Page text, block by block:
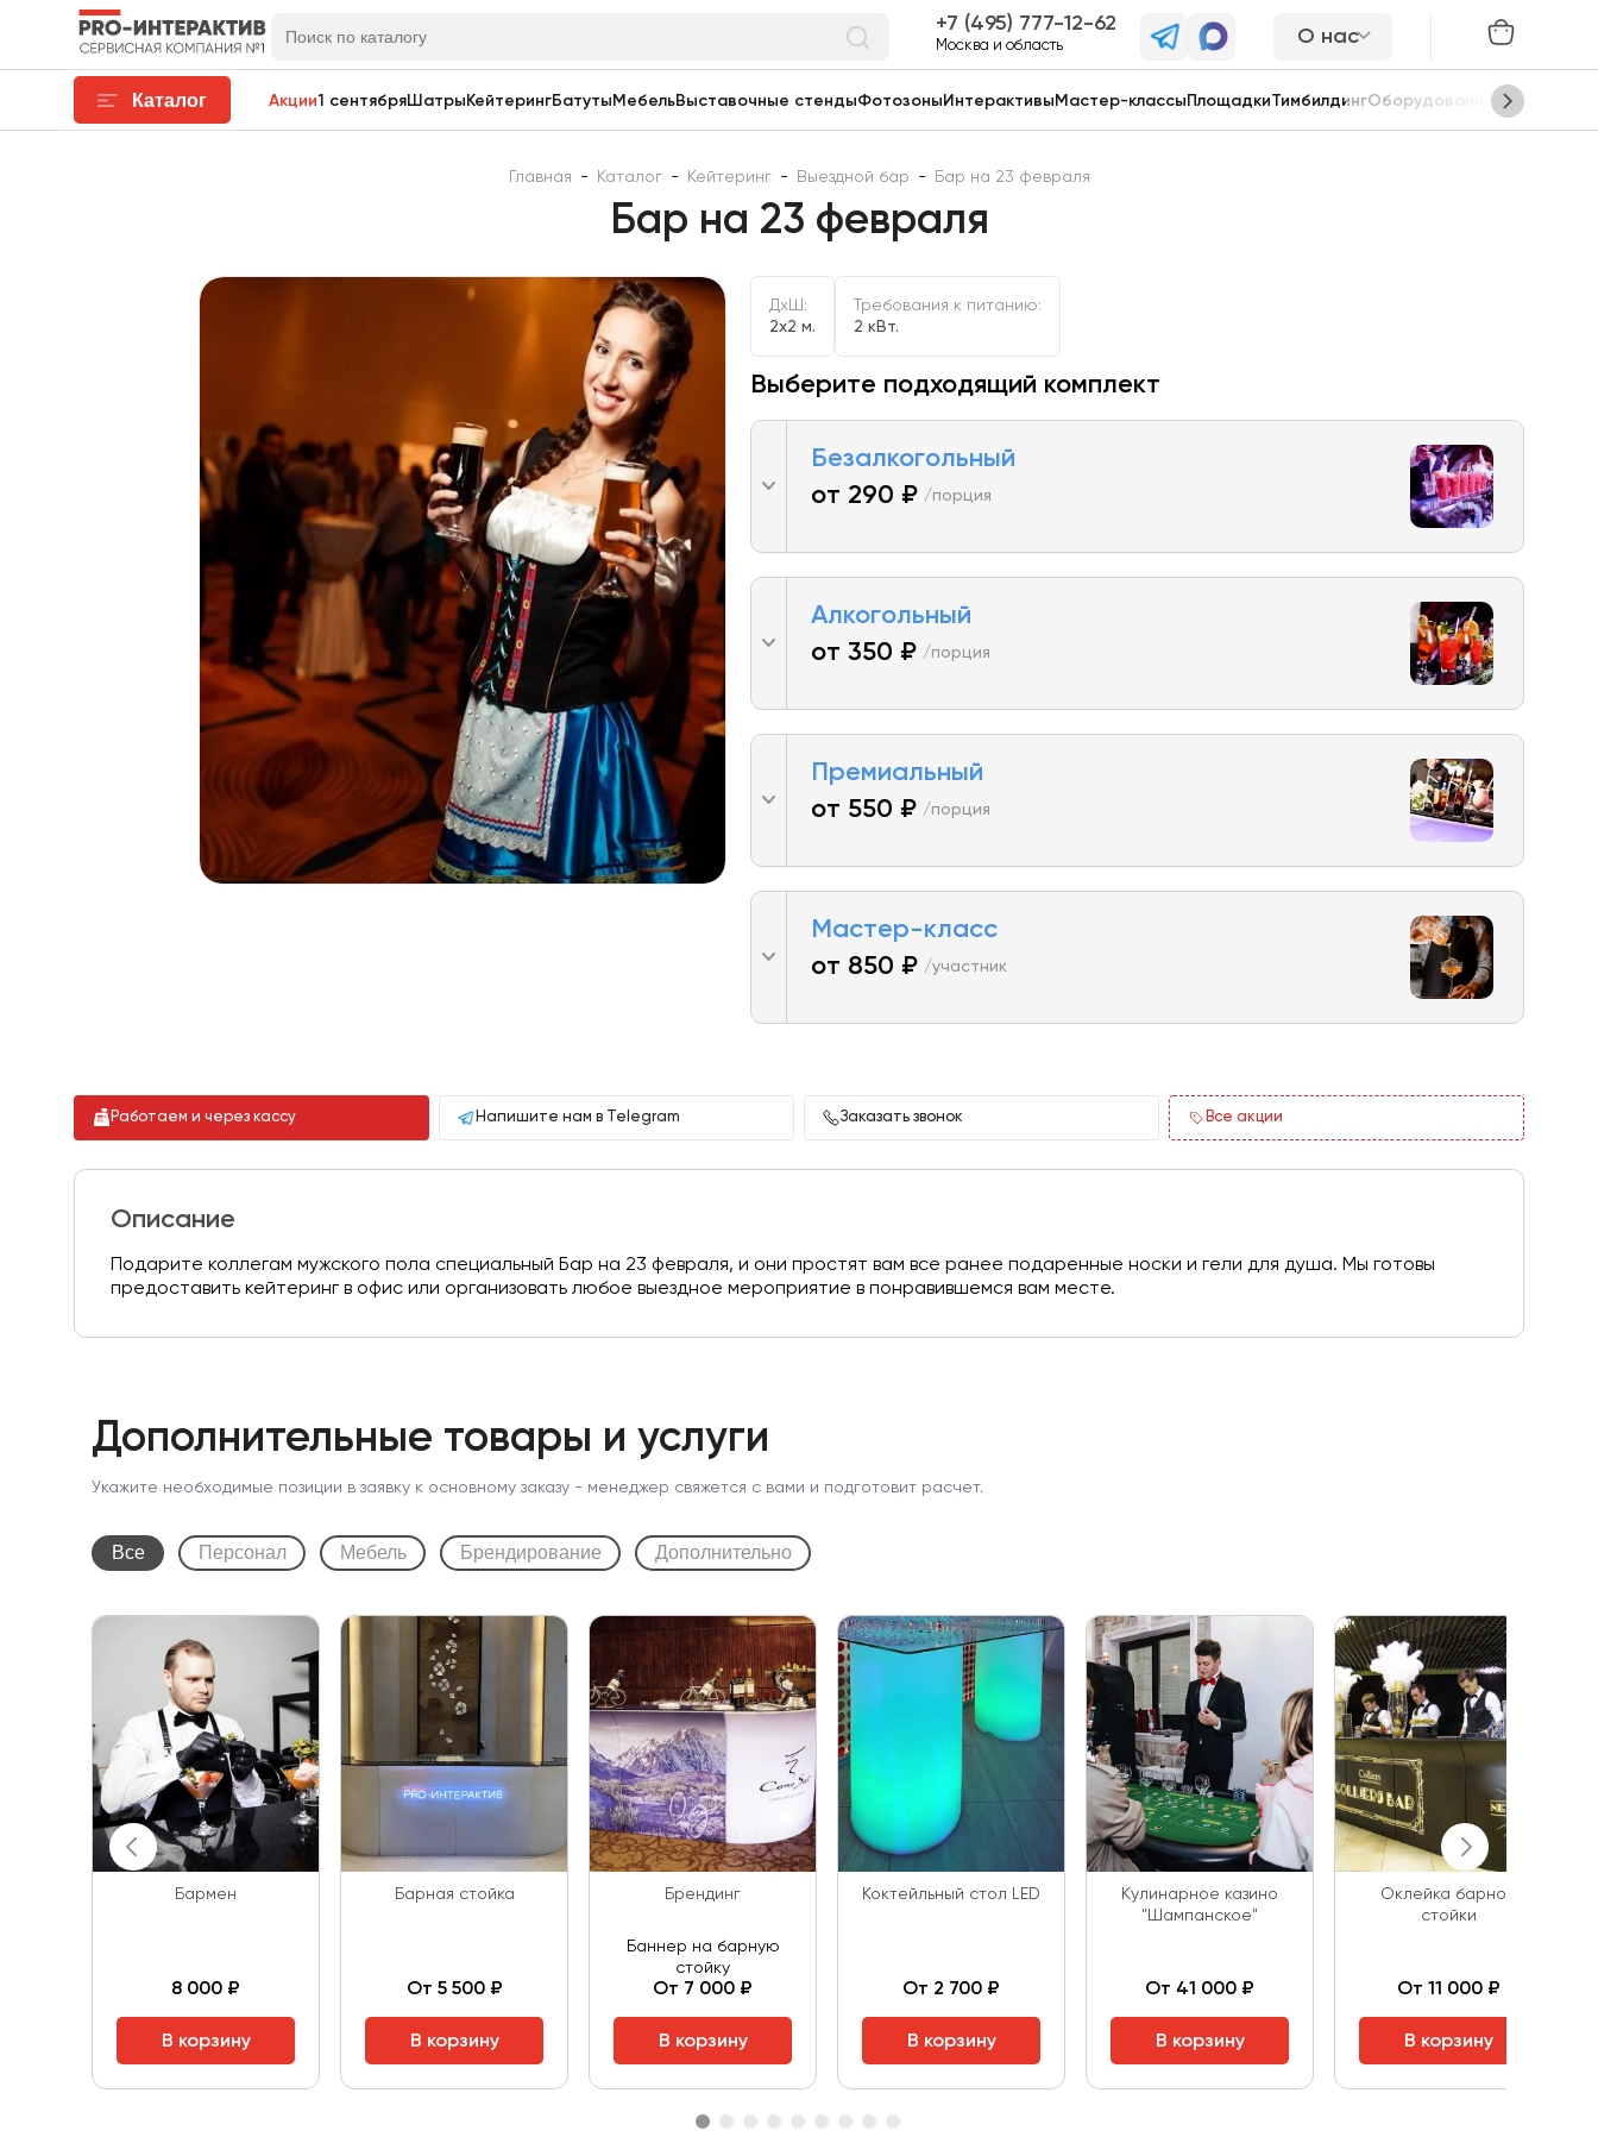
7 (495) 777-12-62
Москва и область О нас
Каталог Акции1 сентябряШатры КейтерингБатуты МебельВыставочные стендыФотозоны Интерактивы Мастер-классы ПлощадкиТимбилдингОборудование Сцены
Главная - Каталог - Кейтеринг - Выездной бар - Бар на 23 февраля
Бар на 23 февраля
ДxШ:
2x2 м.
Требования к питанию:
2 кВт.
Выберите подходящий комплект
Безалкогольный
от 290 ₽ /порция
Алкогольный
от 350 ₽ /порция
Премиальный
от 550 ₽ /порция
Мастер-класс
от 850 ₽ /участник
Работаем и через кассу Напишите нам в Telegram Заказать звонок Все акции
Описание
Подарите коллегам мужского пола специальный Бар на 23 февраля, и они простят вам все ранее подаренные носки и гели для душа. Мы готовы
предоставить кейтеринг в офис или организовать любое выездное мероприятие в понравившемся вам месте.
Дополнительные товары и услуги
Укажите необходимые позиции в заявку к основному заказу - менеджер свяжется с вами и подготовит расчет.
Все Персонал Мебель Брендирование Дополнительно
Бармен
8 000 ₽
В корзину
Барная стойка
От 5 500 ₽
В корзину
Брендинг
Баннер на барную
стойку
От 7 000 ₽
В корзину
Коктейльный стол LED
От 2 700 ₽
В корзину
Кулинарное казино
"Шампанское"
От 41 000 ₽
В корзину
Оклейка барной
стойки
От 11 000 ₽
В корзину